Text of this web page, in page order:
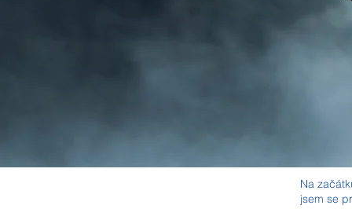
Na
jsem se